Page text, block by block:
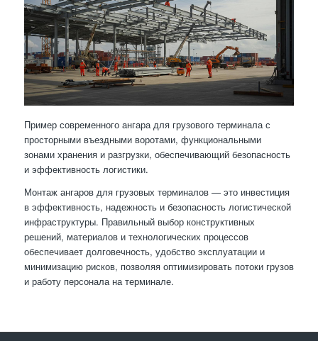
Пример современного ангара для грузового терминала с
просторными въездными воротами, функциональными
зонами хранения и разгрузки, обеспечивающий безопасность
и эффективность логистики.
Монтаж ангаров для грузовых терминалов — это инвестиция
в эффективность, надежность и безопасность логистической
инфраструктуры. Правильный выбор конструктивных
решений, материалов и технологических процессов
обеспечивает долговечность, удобство эксплуатации и
минимизацию рисков, позволяя оптимизировать потоки грузов
и работу персонала на терминале.